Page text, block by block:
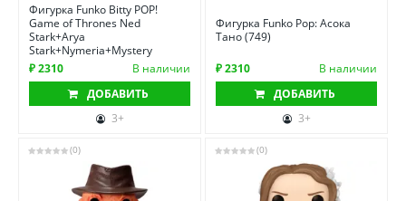
Фигурка Funko Bitty POP!
Game of Thrones Ned
Stark+Arya
Stark+Nymeria+Mystery
₽ 2310
В наличии
ДОБАВИТЬ
3+
Фигурка Funko Pop: Асока
Тано (749)
₽ 2310
В наличии
ДОБАВИТЬ
3+
(0) (0)